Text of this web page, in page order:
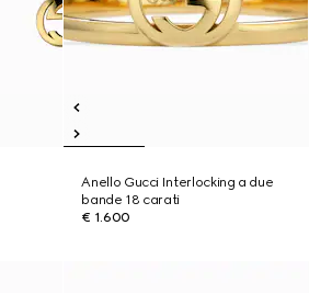
Anello Gucci Interlocking a due
bande 18 carati
€ 1.600